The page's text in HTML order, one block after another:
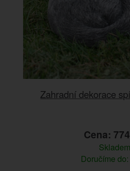
Zahradní dekorace
Cena:
Skladem
Doručíme